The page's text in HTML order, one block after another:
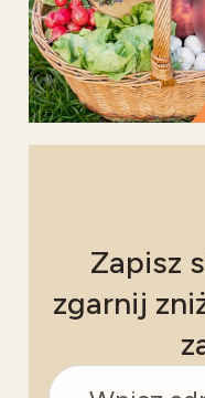
Zapisz
zgarnij